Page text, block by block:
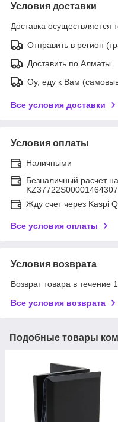
Условия доставки
Доставка осуществляется
Отправить в регион
Доставить по Алматы
Оу, еду к Вам
Все условия доставки
Условия оплаты
Наличными
Безналичный расчет
Жду счет через Kaspi
Все условия оплаты
Условия возврата
Возврат товара в течение
Все условия возврата
Подобные товары